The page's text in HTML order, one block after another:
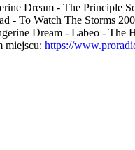
Dream - The Principle
- To Watch The Storms
Dream - Labeo - The
miejscu: https://